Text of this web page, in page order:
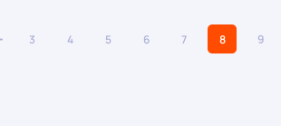
3 4 5 6 7 8 9